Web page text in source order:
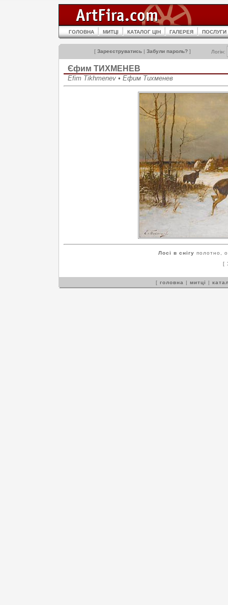
ГОЛОВНА МИТЦІ КАТАЛОГ ЦІН ГАЛЕРЕЯ ПОСЛУГИ
[ Зареєструватись | Забули пароль? ] Логін:
Єфим ТИХМЕНЕВ
Efim Tikhmenev • Ефим Тихменев
Лосі в снігу полотно,
[
[ головна | митці |